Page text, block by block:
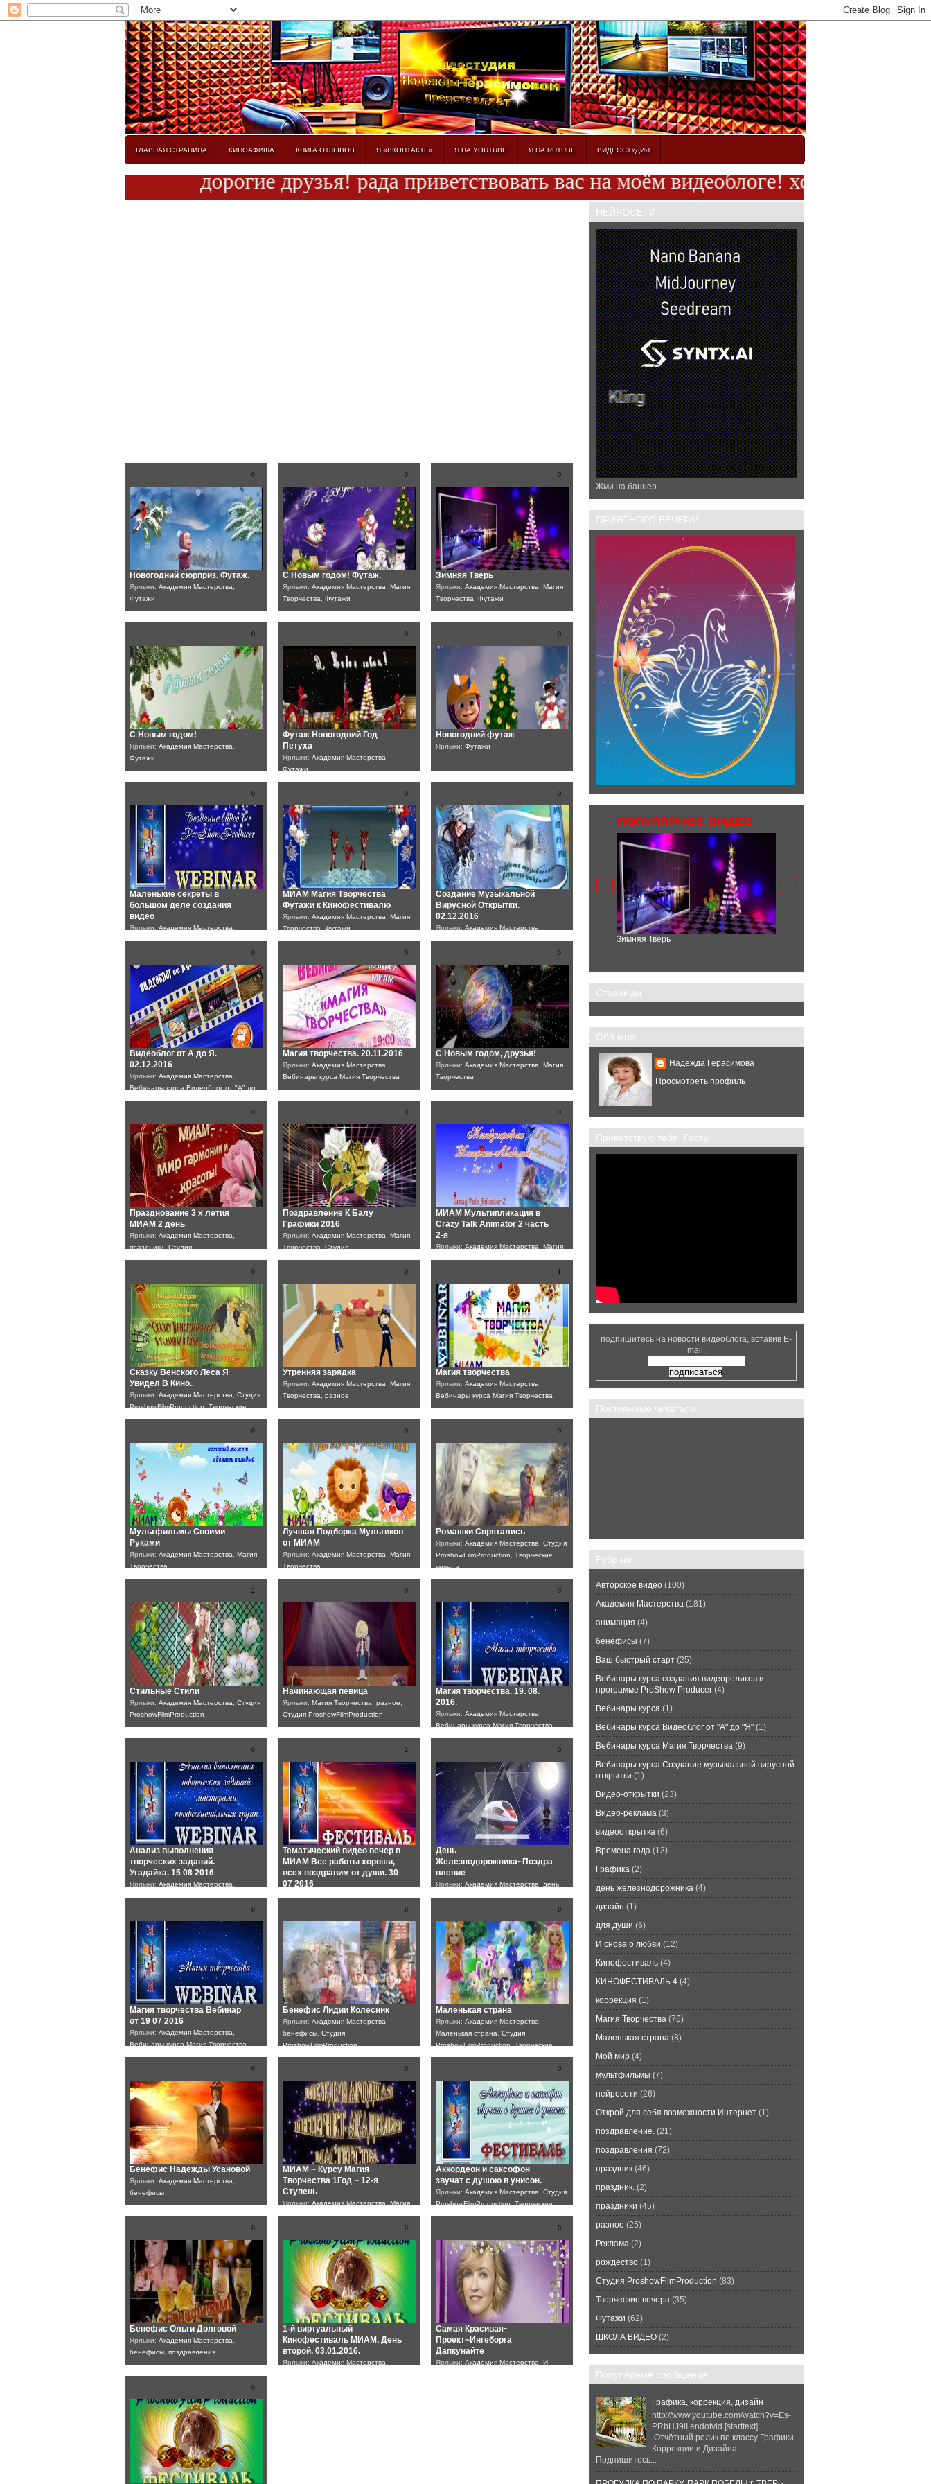
ГЛАВНАЯ СТРАНИЦА КИНОАФИША КНИГА ОТЗЫВОВ Я «ВКОНТАКТЕ» Я НА YOUTUBE Я НА RUTUBE ВИДЕОСТУДИЯ
дорогие друзья! рада приветствовать вас на моём видеоблоге! хорошего вам
0
Новогодний сюрприз. Футаж.
Ярлыки: Академия Мастерства
Футажи
0
С Новым годом! Футаж.
Ярлыки: Академия Мастерства
Магия
Творчества
Футажи
0
Зимняя Тверь
Ярлыки: Академия Мастерства
Магия
Творчества
Футажи
0
С Новым годом!
Ярлыки: Академия Мастерства
Футажи
0
Футаж Новогодний Год
Петуха
Ярлыки: Академия Мастерства
Футажи
0
Новогодний футаж
Ярлыки: Футажи
0
Маленькие секреты в
большом деле создания
видео
Ярлыки: Академия Мастерства
видеороликов в программе ProShow
0
МИАМ Магия Творчества
Футажи к Кинофестивалю
Ярлыки: Академия Мастерства
Магия
Творчества
Футажи
0
Создание Музыкальной
Вирусной Открытки.
02.12.2016
Ярлыки: Академия Мастерства
0
Видеоблог от А до Я.
02.12.2016
Ярлыки: Академия Мастерства
Вебинары курса Видеоблог от "А" до
"Я"
0
Магия творчества. 20.11.2016
Ярлыки: Академия Мастерства
Вебинары курса Магия Творчества
0
С Новым годом, друзья!
Ярлыки: Академия Мастерства
Магия
Творчества
0
Празднование 3 х летия
МИАМ 2 день
Ярлыки: Академия Мастерства
праздники
Студия
ProshowFilmProduction,Творческие
0
Поздравление К Балу
Графики 2016
Ярлыки: Академия Мастерства
Магия
Творчества
Студия
ProshowFilmProduction,Творческие
0
МИАМ Мультипликация в
Crazy Talk Animator 2 часть
2-я
Ярлыки: Академия Мастерства
Магия
0
Сказку Венского Леса Я
Увидел В Кино..
Ярлыки: Академия Мастерства
Студия
ProshowFilmProduction
Творческие
вечера
0
Утренняя зарядка
Ярлыки: Академия Мастерства
Магия
Творчества
разное
1
Магия творчества
Ярлыки: Академия Мастерства
Вебинары курса Магия Творчества
0
Мультфильмы Своими
Руками
Ярлыки: Академия Мастерства
Магия
Творчества
0
Лучшая Подборка Мультиков
от МИАМ
Ярлыки: Академия Мастерства
Магия
Творчества
0
Ромашки Спрятались
Ярлыки: Академия Мастерства
Студия
ProshowFilmProduction
Творческие
вечера
2
Стильные Стили
Ярлыки: Академия Мастерства
Студия
ProshowFilmProduction
0
Начинающая певица
Ярлыки: Магия Творчества разное
Студия ProshowFilmProduction
0
Магия творчества. 19. 08.
2016.
Ярлыки: Академия Мастерства
Вебинары курса Магия Творчества
0
Анализ выполнения
творческих заданий.
Угадайка. 15 08 2016
Ярлыки: Академия Мастерства
видеороликов в программе ProShow
2
Тематический видео вечер в
МИАМ Все работы хороши,
всех поздравим от души. 30
07 2016
0
День
Железнодорожника~Поздра
вление
Ярлыки: Академия Мастерства
день
вечера
0
Магия творчества Вебинар
от 19 07 2016
Ярлыки: Академия Мастерства
Вебинары курса Магия Творчества
0
Бенефис Лидии Колесник
Ярлыки: Академия Мастерства
бенефисы, Студия
ProshowFilmProduction
0
Маленькая страна
Ярлыки: Академия Мастерства
Маленькая страна
Студия
ProshowFilmProduction,Творческие
вечера
0
Бенефис Надежды Усановой
Ярлыки: Академия Мастерства
бенефисы
0
МИАМ ~ Курсу Магия
Творчества 1Год ~ 12-я
Ступень
Ярлыки: Академия Мастерства
Магия
0
Аккордеон и саксофон
звучат с душою в унисон.
Ярлыки: Академия Мастерства
Студия
ProshowFilmProduction
Творческие
вечера
0
Бенефис Ольги Долговой
Ярлыки: Академия Мастерства
бенефисы, поздравления
0
1-й виртуальный
Кинофестиваль МИАМ. День
второй. 03.01.2016.
Ярлыки: Академия Мастерства
0
Самая Красивая~
Проект~Ингеборга
Дапкунайте
Ярлыки: Академия Мастерства
И
0
НЕЙРОСЕТИ
Жми на баннер
ПРИЯТНОГО ВЕЧЕРА!
ПОПУЛЯРНОЕ ВИДЕО
Новогодний сюрприз. Футаж. С Новым годом! Футаж. Зимняя Тверь
Страницы
Обо мне
Надежда Герасимова
Просмотреть профиль
Приветствую тебя, Гость!
подпишитесь на новости видеоблога, вставив E-
mail:
Постоянные читатели
Рубрики
Авторское видео (100)
Академия Мастерства (181)
анимация (4)
бенефисы (7)
Ваш быстрый старт (25)
Вебинары курса создания видеороликов в
программе ProShow Producer (4)
Вебинары курса (1)
Вебинары курса Видеоблог от "А" до "Я" (1)
Вебинары курса Магия Творчества (9)
Вебинары курса Создание музыкальной вирусной
открытки (1)
Видео-открытки (23)
Видео-реклама (3)
видеооткрытка (6)
Времена года (13)
Графика (2)
день железнодорожника (4)
дизайн (1)
для души (6)
И снова о любви (12)
Кинофестиваль (4)
КИНОФЕСТИВАЛЬ 4 (4)
коррекция (1)
Магия Творчества (76)
Маленькая страна (8)
Мой мир (4)
мультфильмы (7)
нейросети (26)
Открой для себя возможности Интернет (1)
поздравление. (21)
поздравления (72)
праздник (46)
праздник. (2)
праздники (45)
разное (25)
Реклама (2)
рождество (1)
Студия ProshowFilmProduction (83)
Творческие вечера (35)
Футажи (62)
ШКОЛА ВИДЕО (2)
Популярные сообщения
Графика, коррекция, дизайн
http://www.youtube.com/watch?v=Es-
PRbHJ9iI endofvid [starttext]
Отчётный ролик по классу Графики,
Коррекции и Дизайна.
Подпишитесь...